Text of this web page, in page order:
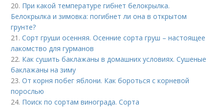
20. При какой температуре гибнет белокрылка.
Белокрылка и зимовка: погибнет ли она в открытом
грунте?
21.Сорт груши осенняя. Осенние сорта груш – настоящее
лакомство для гурманов
22. Как сушить баклажаны в домашних условиях. Сушеные
баклажаны на зиму
23.От корня побег яблони. Как бороться с корневой
порослью
24. Поиск по сортам винограда. Сорта